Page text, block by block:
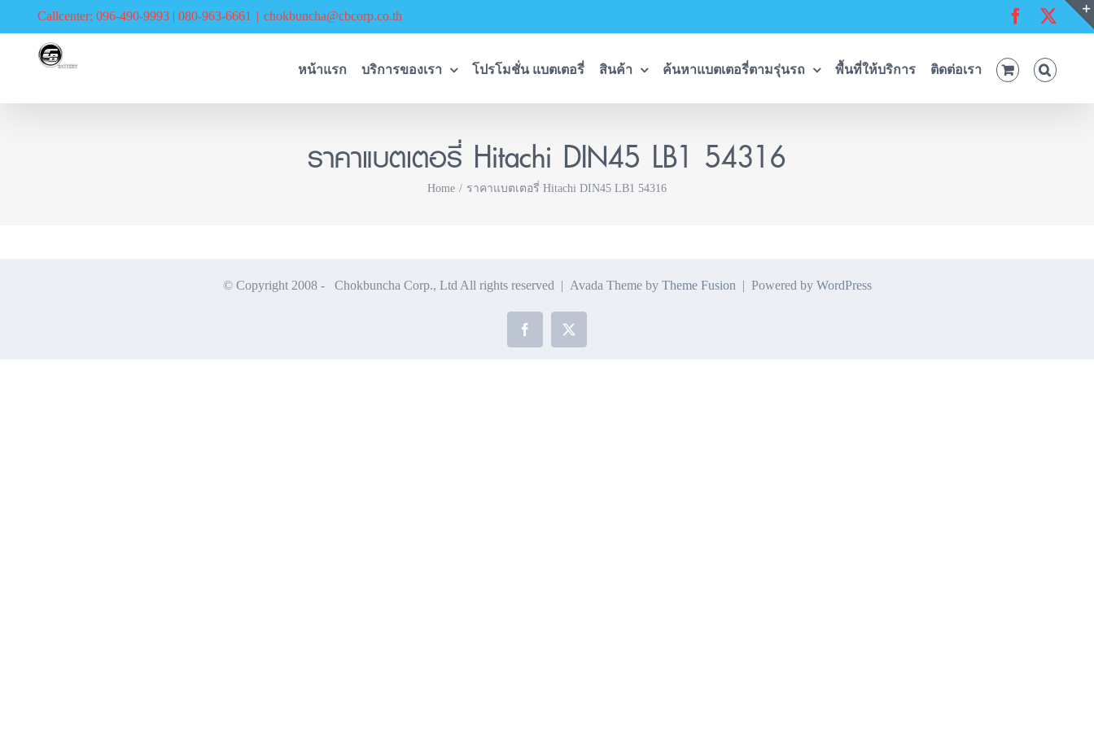
Callcenter: 096-490-9993 | 080-963-6661 | chokbuncha@cbcorp.co.th Facebook
หน้าแรก บริการของเรา โปรโมชั่น แบตเตอรี่ สินค้า ค้นหาแบตเตอรี่ตามรุ่นรถ พื้นที่ให้บริการ ติดต่อเรา
ราคาแบตเตอรี่ Hitachi DIN45 LB1 54316
Home ราคาแบตเตอรี่ Hitachi DIN45 LB1 54316
© Copyright 2008 - Chokbuncha Corp., Ltd All rights reserved | Avada Theme by Theme Fusion | Powered by WordPress
Facebook
X